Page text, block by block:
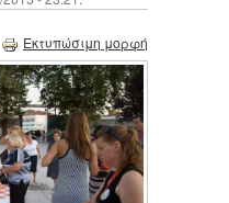
Εκτυπώσιμη μορφή